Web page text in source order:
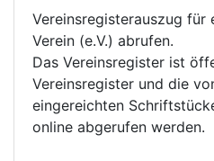
Vereinsregisterauszug für
Verein (e.V.) abrufen.
Das Vereinsregister ist
Vereinsregister und die
eingereichten
online abgerufen werden.